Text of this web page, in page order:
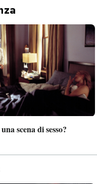
scena di sesso?